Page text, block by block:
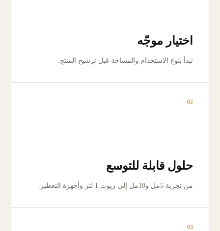
اختيار موجّه
نبدأ بنوع الاستخدام والمساحة قبل ترشيح المنتج.
02
حلول قابلة للتوسع
من تجربة 5مل و10مل إلى زيوت 1 لتر وأجهزة التعطير.
03